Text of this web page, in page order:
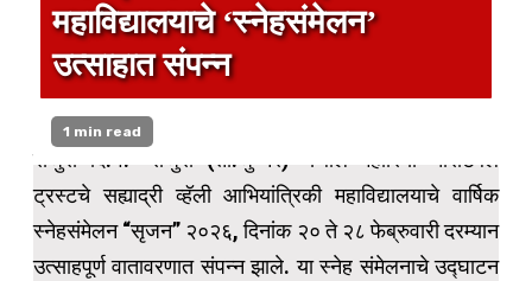
महाविद्यालयाचे ‘स्नेहसंमेलन’
उत्साहात संपन्न
1 min read
राजुरी दि.१:- राजुरी (ता.जुन्नर) येथील महारिया चारीटेबल
ट्रस्टचे सह्याद्री व्हॅली आभियांत्रिकी महाविद्यालयाचे वार्षिक
स्नेहसंमेलन “सृजन” २०२६, दिनांक २० ते २८ फेब्रुवारी दरम्यान
उत्साहपूर्ण वातावरणात संपन्न झाले. या स्नेह संमेलनाचे उद्घाटन